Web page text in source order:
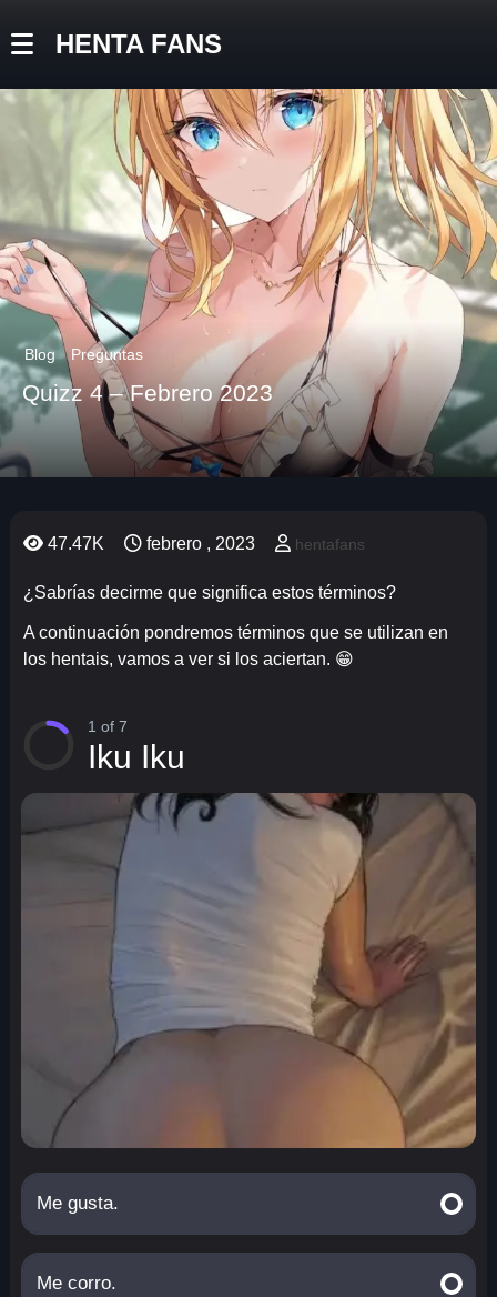
HENTA FANS
Blog Preguntas
Quizz 4 – Febrero 2023
47.47K febrero , 2023 hentafans
¿Sabrías decirme que significa estos términos?
A continuación pondremos términos que se utilizan en
los hentais, vamos a ver si los aciertan. 😁
1 of 7
Iku Iku
Me gusta.
Me corro.